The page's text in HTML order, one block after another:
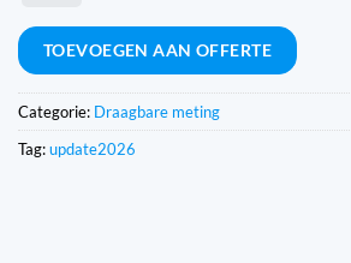
TOEVOEGEN AAN OFFERTE
Categorie: Draagbare meting
Tag:update2026